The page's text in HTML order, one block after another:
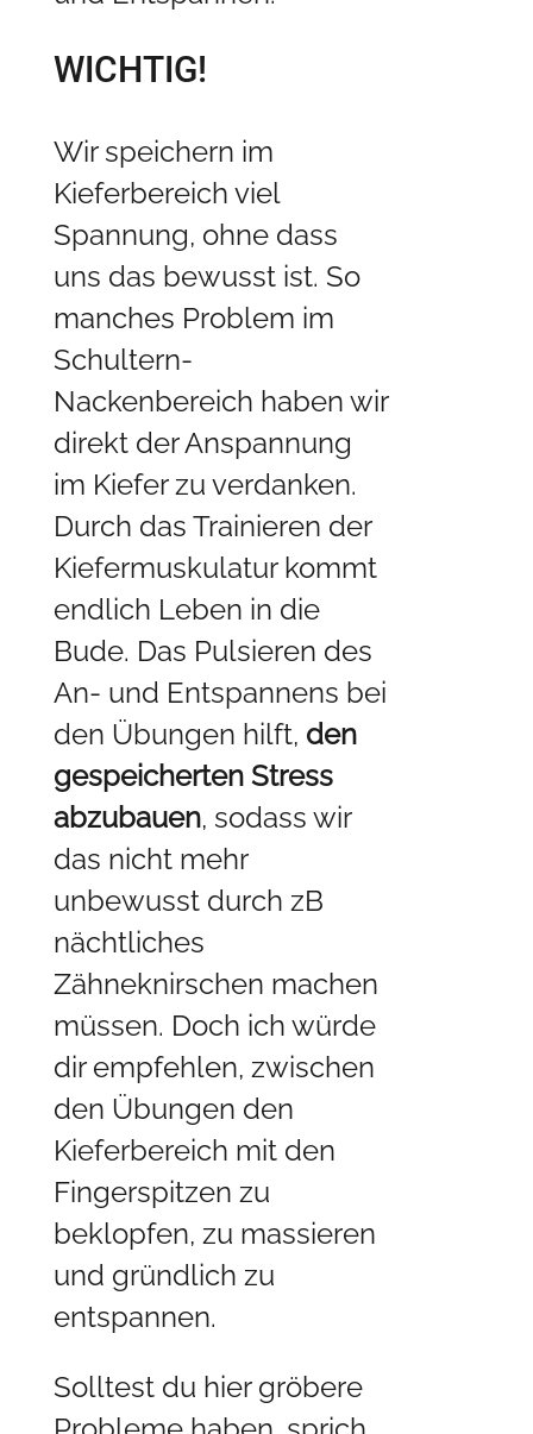
WICHTIG!
Wir speichern im
Kieferbereich viel
Spannung, ohne dass
uns das bewusst ist. So
manches Problem im
Schultern-
Nackenbereich haben wir
direkt der Anspannung
im Kiefer zu verdanken.
Durch das Trainieren der
Kiefermuskulatur kommt
endlich Leben in die
Bude. Das Pulsieren des
An- und Entspannens bei
den Übungen hilft, den
gespeicherten Stress
abzubauen, sodass wir
das nicht mehr
unbewusst durch zB
nächtliches
Zähneknirschen machen
müssen. Doch ich würde
dir empfehlen, zwischen
den Übungen den
Kieferbereich mit den
Fingerspitzen zu
beklopfen, zu massieren
und gründlich zu
entspannen.
Solltest du hier gröbere